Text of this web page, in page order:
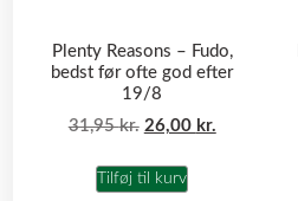
Plenty Reasons – Fudo,
bedst før ofte god efter
19/8
31,95kr. 26,00 kr.
Tilføj til kurv